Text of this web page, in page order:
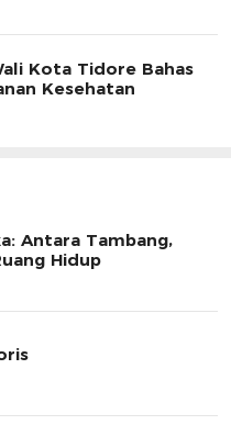
Kota Tidore Bahas
Kesehatan
Antara Tambang,
Hidup